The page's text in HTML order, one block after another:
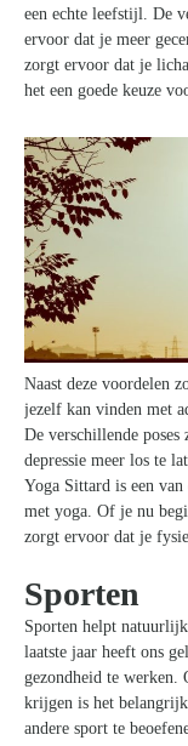
een echte leefstijl. De
ervoor dat je meer
zorgt ervoor dat je
het een goede keuze
Naast deze voordelen
jezelf kan vinden met
De verschillende poses
depressie meer los te
Yoga Sittard is een
met yoga. Of je nu
zorgt ervoor dat je
Sporten
Sporten helpt
laatste jaar heeft ons
gezondheid te werken.
krijgen is het
andere sport te